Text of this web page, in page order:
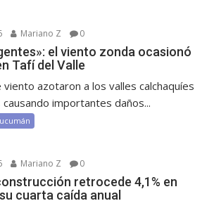
Mariano Z 0
el viento zonda ocasionó
Tafí del Valle
azotaron a los valles calchaquíes
importantes daños...
Mariano Z 0
retrocede 4,1% en
cuarta caída anual